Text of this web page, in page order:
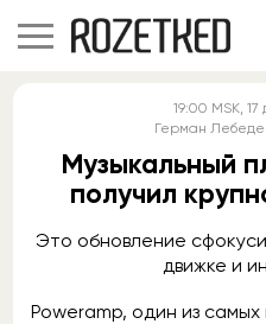
19:00 MSK, 17
Герман
Музыкальный
получил
Это обновление
движке и
Poweramp, один из